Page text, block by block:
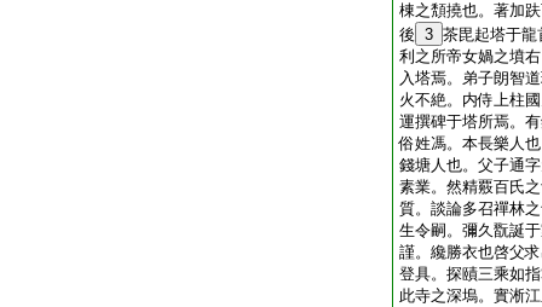
棟之頽撓也。著加
後 3 茶毘起塔于龍
利之所帝女媧之墳
入塔焉。弟子朗智
火不絶。内侍上柱
運撰碑于塔所焉。
俗姓馮。本長樂人
錢塘人也。父子通
素業。然精覈百氏
質。談論多召禪林
生令嗣。彌久翫誕
謹。纔勝衣也啓父
登具。探賾三乘如
此寺之深塢。實淅